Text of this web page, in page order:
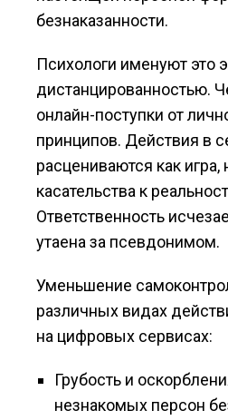
безнаказанности.
Психологи именуют это
дистанцированностью.
онлайн-поступки от
принципов. Действия в
расцениваются как
касательства к
Ответственность
утаена за псевдонимом.
Уменьшение
различных видах
на цифровых сервисах:
Грубость и
незнакомых персон